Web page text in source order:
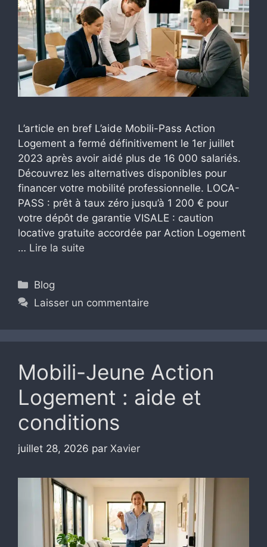
L’article en bref L’aide Mobili-Pass Action
Logement a fermé définitivement le 1er juillet
2023 après avoir aidé plus de 16 000 salariés.
Découvrez les alternatives disponibles pour
financer votre mobilité professionnelle. LOCA-
PASS : prêt à taux zéro jusqu’à 1 200 € pour
votre dépôt de garantie VISALE : caution
locative gratuite accordée par Action Logement
… Lire la suite
Catégories
Blog
Laisser un commentaire
Mobili-Jeune Action
Logement : aide et
conditions
juillet 28, 2026 par Xavier